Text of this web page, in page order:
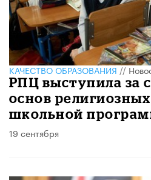
КАЧЕСТВО ОБРАЗОВАНИЯ//
РПЦ выступила за
основ
школьной
19 сентября